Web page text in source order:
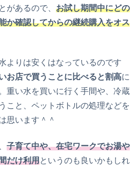
があるので、 お試し期間中にどの
か確認してからの継続購入をオス
よりは安くはなっているのです
お店で買うことに比べると割高に
重い水を買いに行く手間や、冷蔵
こと、ペットボトルの処理などを
思います＾＾
子育て中や、在宅ワークでお湯や
だけ利用というのも良いかもしれ